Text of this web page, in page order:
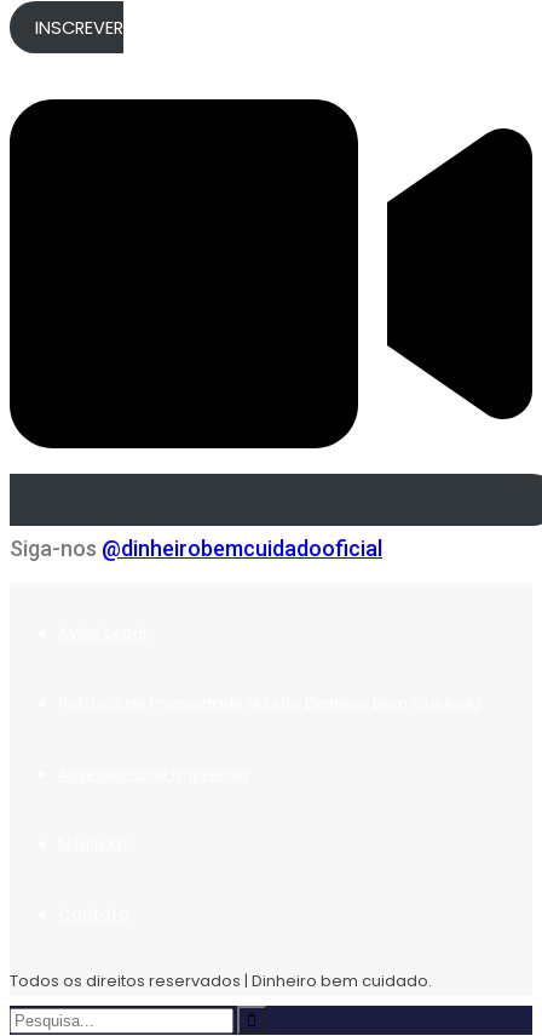
INSCREVER
Siga-nos @dinheirobemcuidadooficial
Todos os direitos reservados | Dinheiro bem cuidado.